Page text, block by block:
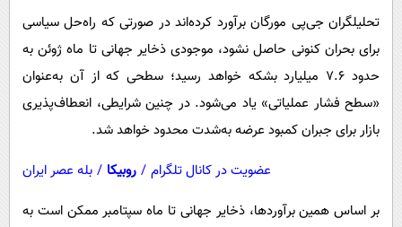
تحلیلگران جی‌پی مورگان برآورد کرده‌اند در صورتی که راه‌حل سیاسی
برای بحران کنونی حاصل نشود، موجودی ذخایر جهانی تا ماه ژوئن به
حدود ۷.۶ میلیارد بشکه خواهد رسید؛ سطحی که از آن به‌عنوان
«سطح فشار عملیاتی» یاد می‌شود. در چنین شرایطی، انعطاف‌پذیری
بازار برای جبران کمبود عرضه به‌شدت محدود خواهد شد.
عضویت در کانال تلگرام / روبیکا / بله عصر ایران
بر اساس همین برآوردها، ذخایر جهانی تا ماه سپتامبر ممکن است به